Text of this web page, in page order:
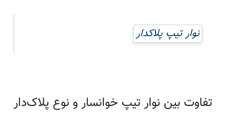
نوار تیپ پلاکدار
تفاوت بین نوار تیپ خوانسار و نوع پلاک‌دار